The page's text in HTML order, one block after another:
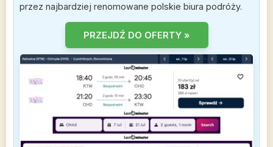
przez najbardziej renomowane polskie biura podróży.
PRZEJDŹ DO OFERTY »